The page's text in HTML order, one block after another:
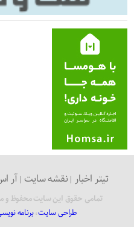
تیتر اخبار نقشه سایت آر
تمامی حقوق این سایت محفوظ و
طراحی سایت،برنامه